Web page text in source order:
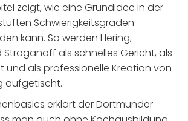
zeigt, wie eine Grundidee in der
Schwierigkeitsgraden
kann. So werden Hering,
als schnelles Gericht, als
und als professionelle Kreation von
aufgetischt.
erklärt der Dortmunder